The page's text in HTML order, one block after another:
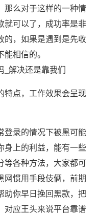
那么对于这样的一种情
就可以了，成功率是非
的，如果是遇到是先收
相信的。
特点，工作效果会呈现
登录的情况下被黑可能
身上的利益，能有一些
等各种方法，大家都可
网惯用手段伎俩，前期
助你早日挽回黑款，把
对应王头来说平台靠谱